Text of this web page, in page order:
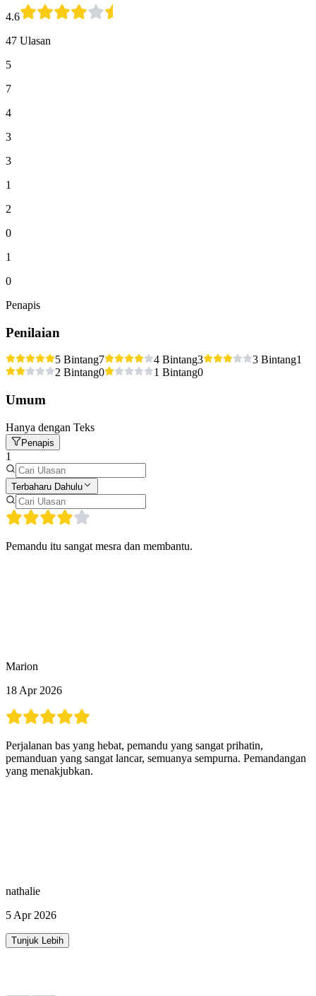
4.6
47 Ulasan
5
7
4
3
3
1
2
0
1
0
Penapis
Penilaian
5 Bintang7 4 Bintang3 3 Bintang1
2 Bintang0 1 Bintang0
Umum
Hanya dengan Teks
Penapis
1
Terbaharu Dahulu
Pemandu itu sangat mesra dan membantu.
Marion
18 Apr 2026
Perjalanan bas yang hebat, pemandu yang sangat prihatin,
pemanduan yang sangat lancar, semuanya sempurna. Pemandangan
yang menakjubkan.
nathalie
5 Apr 2026
Tunjuk Lebih